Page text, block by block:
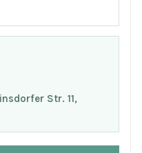
Str. 11,